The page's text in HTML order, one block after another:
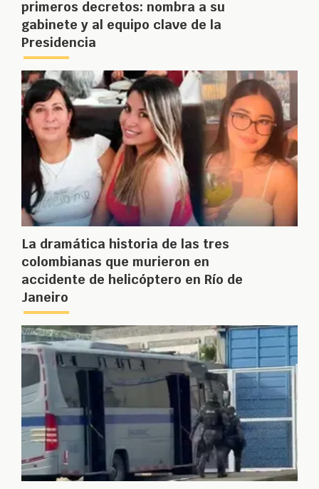
primeros decretos: nombra a su
gabinete y al equipo clave de la
Presidencia
La dramática historia de las tres
colombianas que murieron en
accidente de helicóptero en Río de
Janeiro